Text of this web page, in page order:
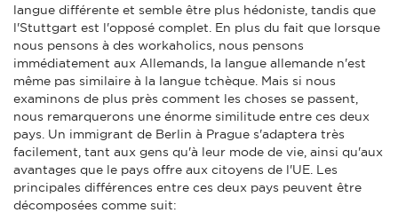
langue différente et semble être plus hédoniste, tandis que
l'Stuttgart est l'opposé complet. En plus du fait que lorsque
nous pensons à des workaholics, nous pensons
immédiatement aux Allemands, la langue allemande n'est
même pas similaire à la langue tchèque. Mais si nous
examinons de plus près comment les choses se passent,
nous remarquerons une énorme similitude entre ces deux
pays. Un immigrant de Berlin à Prague s'adaptera très
facilement, tant aux gens qu'à leur mode de vie, ainsi qu'aux
avantages que le pays offre aux citoyens de l'UE. Les
principales différences entre ces deux pays peuvent être
décomposées comme suit: